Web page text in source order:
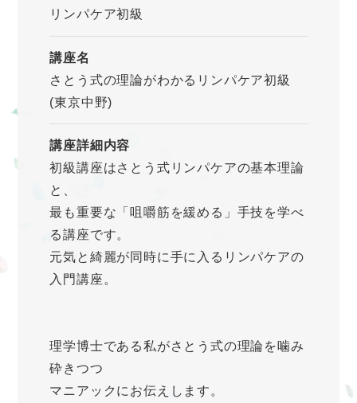
リンパケア初級
講座名
さとう式の理論がわかるリンパケア初級
(東京中野)
講座詳細内容
初級講座はさとう式リンパケアの基本理論
と、
最も重要な「咀嚼筋を緩める」手技を学べ
る講座です。
元気と綺麗が同時に手に入るリンパケアの
入門講座。
理学博士である私がさとう式の理論を噛み
砕きつつ
マニアックにお伝えします。